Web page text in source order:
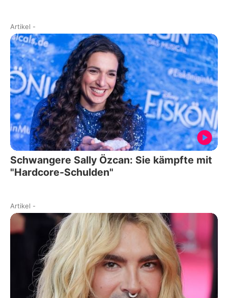
Artikel -
Schwangere Sally Özcan: Sie kämpfte mit
"Hardcore-Schulden"
Artikel -